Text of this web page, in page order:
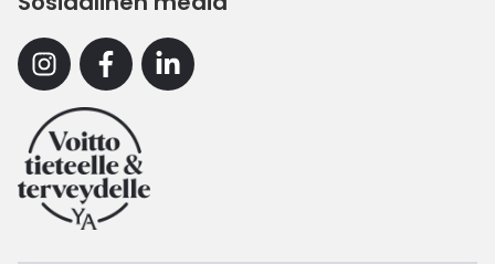
InstagramFacebookLinkedin